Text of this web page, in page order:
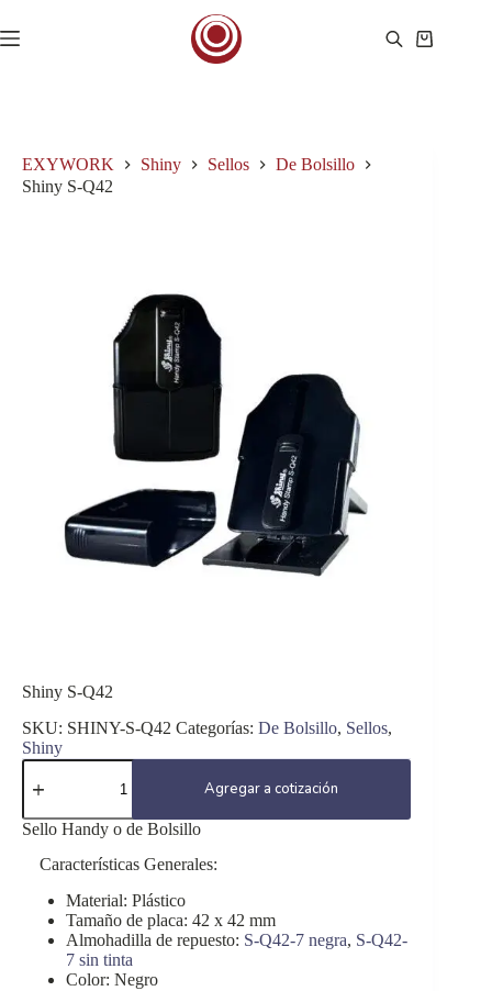
al
contenido
Carro
EXYWORK Shiny Sellos
De Bolsillo
Shiny S-Q42
Shiny S-Q42
SKU: SHINY-S-Q42 Categorías: De Bolsillo, Sellos,
Shiny
Shiny
S-
cantidad
Agregar a cotización
Sello Handy o de Bolsillo
Características Generales:
Material: Plástico
Tamaño de placa: 42 x 42 mm
Almohadilla de repuesto: S-Q42-7 negra, S-Q42-
7 sin tinta
Color: Negro